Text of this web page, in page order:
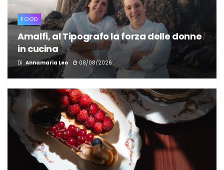
FOOD
Amalfi, al Tipografo la forza delle donne
in cucina
Di Annamaria Leo 08/08/2026